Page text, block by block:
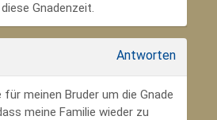
Gnadenzeit.
Antworten
meinen Bruder um die Gnade
meine Familie wieder zu